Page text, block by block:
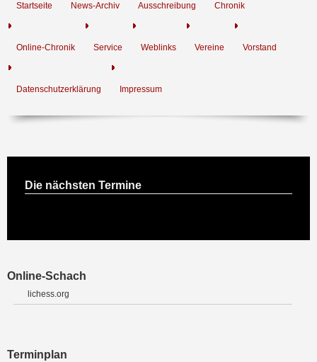
Startseite News-Archiv Ausschreibung Chronik
Online-Chronik Service Weblinks Vereine Vorstand
Datenschutzerklärung Impressum
Die nächsten Termine
Online-Schach
lichess.org
Terminplan